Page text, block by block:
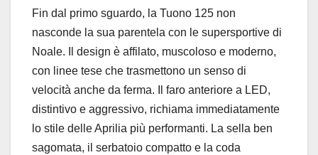
Fin dal primo sguardo, la Tuono 125 non
nasconde la sua parentela con le supersportive di
Noale. Il design è affilato, muscoloso e moderno,
con linee tese che trasmettono un senso di
velocità anche da ferma. Il faro anteriore a LED,
distintivo e aggressivo, richiama immediatamente
lo stile delle Aprilia più performanti. La sella ben
sagomata, il serbatoio compatto e la coda